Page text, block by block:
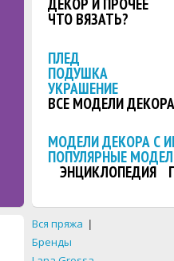
ДЕКОР И ПРОЧЕЕ
ЧТО ВЯЗАТЬ?
ПЛЕД
ПОДУШКА
УКРАШЕНИЕ
ВСЕ МОДЕЛИ ДЕКОРА
МОДЕЛИ ДЕКОРА С
ПОПУЛЯРНЫЕ
ЭНЦИКЛОПЕДИЯ
Вся пряжа |
Бренды